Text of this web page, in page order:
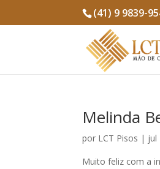
(41) 9 9839-
Melinda
por LCT Pisos | jul
Muito feliz com a